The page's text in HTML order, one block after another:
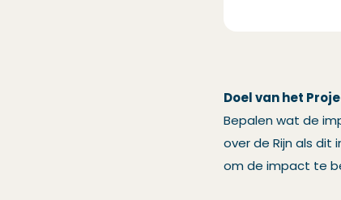
Doel van het
Bepalen wat de
over de Rijn als
om de impact te